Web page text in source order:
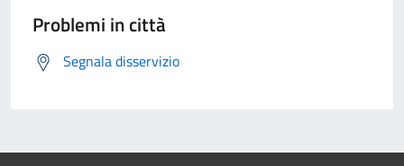
Problemi in città
Segnala disservizio